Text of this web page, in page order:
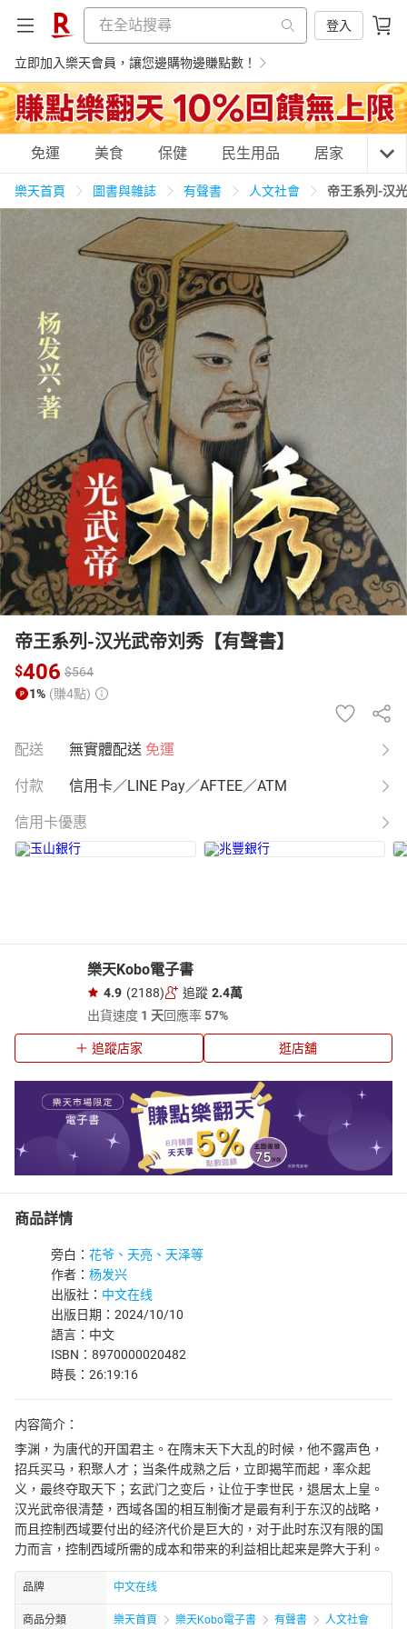
登入
立即加入樂天會員，讓您邊購物邊賺點數！
購物網分類
天天免運 民生用品
居家生活 3C家電 運動休閒
女裝 男裝 化妝保養
日本購物 電子/紙本書
HOT
免運 美食 保健 民生用品 居家 3C
樂天首頁 圖書與雜誌 有聲書 人文社會 帝王系列-汉
帝王系列-汉光武帝刘秀【有聲書】
$406 $564
1% (賺4點)
配送 無實體配送 免運
付款 信用卡／LINE Pay／AFTEE／ATM
信用卡優惠
樂天Kobo電子書
4.9 (2188) 追蹤 2.4萬
出貨速度 1 天回應率57%
追蹤店家 逛店舖
商品詳情
旁白： 花爷、天亮、天泽等
作者： 杨发兴
出版社： 中文在线
出版日期：2024/10/10
語言：中文
ISBN：8970000020482
時長：26:19:16
内容简介：
李渊，为唐代的开国君主。在隋末天下大乱的时候，他不露声色，
招兵买马，积聚人才；当条件成熟之后，立即揭竿而起，率众起
义，最终夺取天下；玄武门之变后，让位于李世民，退居太上皇。
汉光武帝很清楚，西域各国的相互制衡才是最有利于东汉的战略，
而且控制西域要付出的经济代价是巨大的，对于此时东汉有限的国
力而言，控制西域所需的成本和带来的利益相比起来是弊大于利。
品牌 中文在线
商品分類 樂天首頁 樂天Kobo電子書 有聲書 人文社會